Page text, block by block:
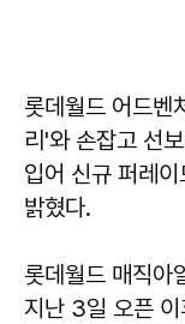
롯데월드 어드벤
리'와 손잡고 선
입어 신규 퍼레
밝혔다.
롯데월드 매직아
지난 3일 오픈 이